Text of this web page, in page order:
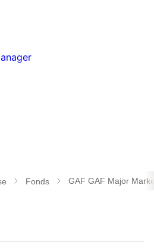
Fonds GAF GAF Major